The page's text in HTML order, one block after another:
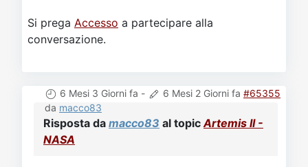
Si prega Accesso a partecipare alla
conversazione.
6 Mesi 3 Giorni fa - 6 Mesi 2 Giorni fa #65355
da macco83
Risposta da macco83 al topicArtemis II -
NASA